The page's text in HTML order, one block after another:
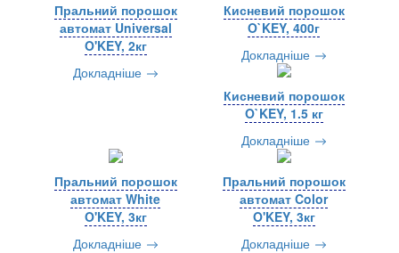
Пральний порошок
автомат Universal
O'KEY, 2кг
Докладніше
Кисневий порошок
O`KEY, 400г
Докладніше
Кисневий порошок
O`KEY, 1.5 кг
Докладніше
Пральний порошок
автомат White
O'KEY, 3кг
Докладніше
Пральний порошок
автомат Color
O'KEY, 3кг
Докладніше